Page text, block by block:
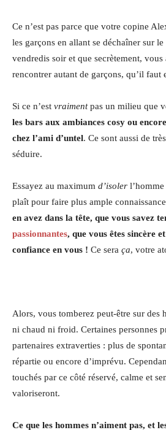
Ce n’est pas parce que votre copine
les garçons en allant se déchaîner sur
vendredis soir et que secrètement,
rencontrer autant de garçons, qu’il faut
Si ce n’est vraimentpas un milieu que
les bars aux ambiances cosy ou
chez l’ami d’untel. Ce sont aussi de
séduire.
Essayez au maximum d’isoler
plaît pour faire plus ample
en avez dans la tête, que vous savez
passionnantes, que vous êtes sincère
confiance en vous ! Ce sera ça, votre
Alors, vous tomberez peut-être sur des
ni chaud ni froid. Certaines personnes
partenaires extraverties : plus de
répartie ou encore d’imprévu.
touchés par ce côté réservé, calme et
valoriseront.
Ce que les hommes n’aiment pas, et